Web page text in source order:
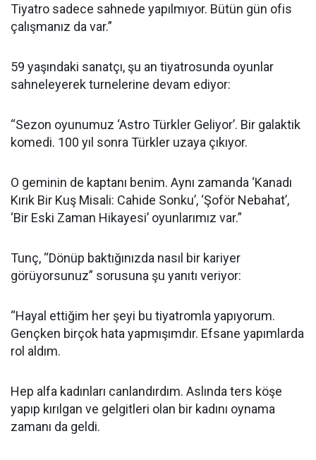
Tiyatro sadece sahnede yapılmıyor. Bütün gün ofis
çalışmanız da var.”
59 yaşındaki sanatçı, şu an tiyatrosunda oyunlar
sahneleyerek turnelerine devam ediyor:
“Sezon oyunumuz ‘Astro Türkler Geliyor’. Bir galaktik
komedi. 100 yıl sonra Türkler uzaya çıkıyor.
O geminin de kaptanı benim. Aynı zamanda ‘Kanadı
Kırık Bir Kuş Misali: Cahide Sonku’, ‘Şoför Nebahat’,
‘Bir Eski Zaman Hikayesi’ oyunlarımız var.”
Tunç, “Dönüp baktığınızda nasıl bir kariyer
görüyorsunuz” sorusuna şu yanıtı veriyor:
“Hayal ettiğim her şeyi bu tiyatromla yapıyorum.
Gençken birçok hata yapmışımdır. Efsane yapımlarda
rol aldım.
Hep alfa kadınları canlandırdım. Aslında ters köşe
yapıp kırılgan ve gelgitleri olan bir kadını oynama
zamanı da geldi.